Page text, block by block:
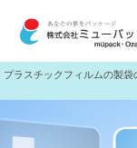
プラスチックフィルムの製